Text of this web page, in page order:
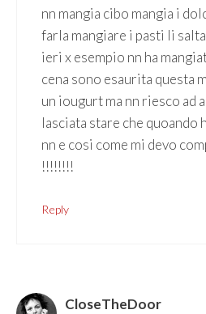
nn mangia cibo mangia i
farla mangiare i pasti li
ieri x esempio nn ha
cena sono esaurita questa
un iougurt ma nn riesco ad
lasciata stare che quoando
nn e cosi come mi devo
!!!!!!!!
Reply
CloseTheDoor